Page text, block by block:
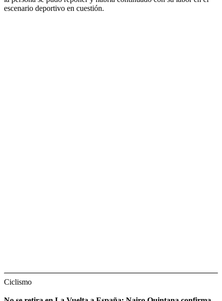
escenario deportivo en cuestión.
Ciclismo